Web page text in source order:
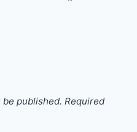
published. Required